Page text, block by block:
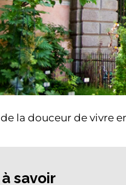
la douceur de vivre
savoir